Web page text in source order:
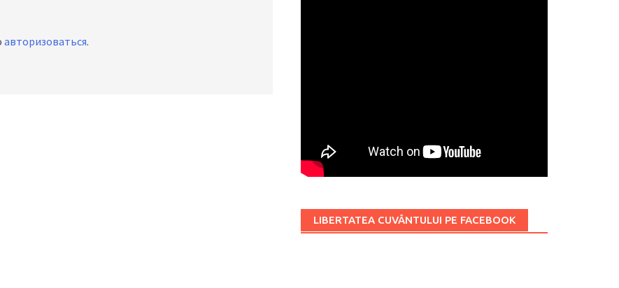
авторизоваться.
LIBERTATEA CUVÂNTULUI PE FACEBOOK